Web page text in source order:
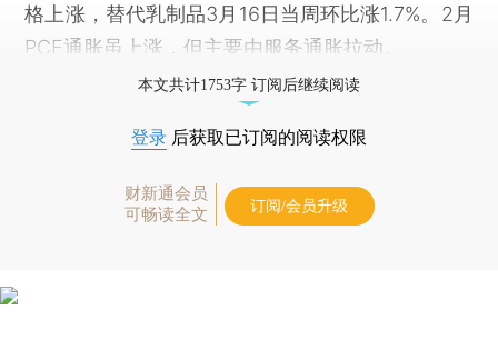
格上涨，替代乳制品3月16日当周环比涨1.7%。2月
PCE通胀虽上涨，但主要由服务通胀拉动。
本文共计1753字 订阅后继续阅读
登录 后获取已订阅的阅读权限
财新通会员
可畅读全文
订阅/会员升级